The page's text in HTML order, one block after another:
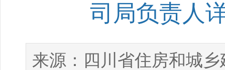
司局负责人
来源： 四川省住房和城